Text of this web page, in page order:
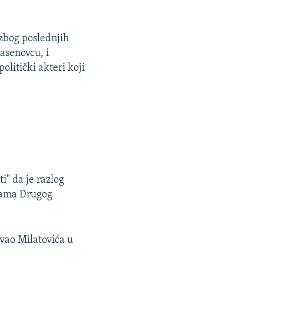
poslednjih
i
politički akteri koji
da je razlog
Drugog
Milatovića u